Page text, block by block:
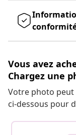
Vous avez
Chargez une
Votre photo peut
ci-dessous pour